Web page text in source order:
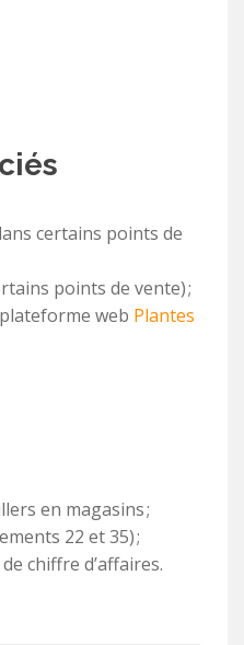
certains points de
points de vente) ;
web Plantes
en magasins ;
22 et 35) ;
chiffre d’affaires.